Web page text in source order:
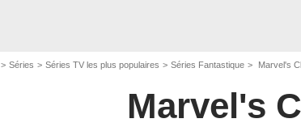
Séries Séries TV les plus populaires Séries Fantastique Marvel's
Marvel's